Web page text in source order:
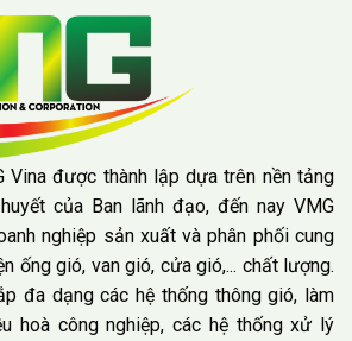
Vina được thành lập dựa trên nền tảng
của Ban lãnh đạo, đến nay VMG
nghiệp sản xuất và phân phối cung
ống gió, van gió, cửa gió,... chất lượng.
đa dạng các hệ thống thông gió, làm
hoà công nghiệp, các hệ thống xử lý